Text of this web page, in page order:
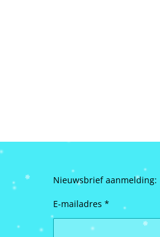
Nieuwsbrief aanmelding:
E-mailadres *